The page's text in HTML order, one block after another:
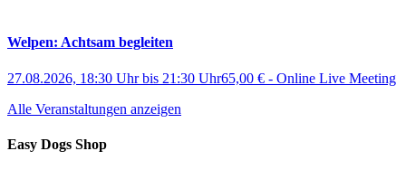
Welpen: Achtsam begleiten
27.08.2026, 18:30 Uhrbis 21:30 Uhr65,00 € - Online Live Meeting
Alle Veranstaltungen anzeigen
Easy Dogs Shop